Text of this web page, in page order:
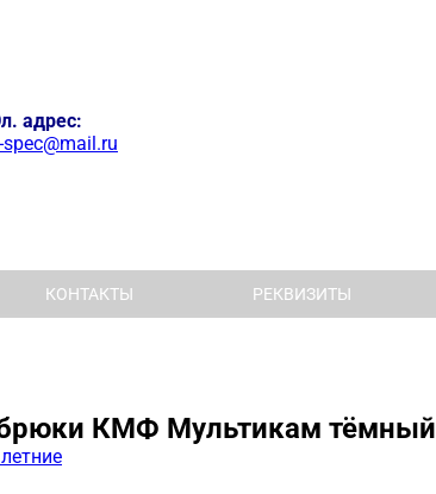
адрес:
КОНТАКТЫ РЕКВИЗИТЫ
брюки КМФ Мультикам тёмный